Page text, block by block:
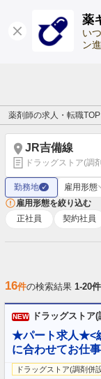
薬
い
ン
薬剤師の求人・転職TOP
JR吉備線
ドラッグストア(調
勤務地 ✓ 雇用形態
雇用形態を絞り込む
正社員
契約社員
16件の検索結果 1-20件
NEW ドラッグストア
★パート求人★<
に合わせてお仕
ドラッグストア(調剤併